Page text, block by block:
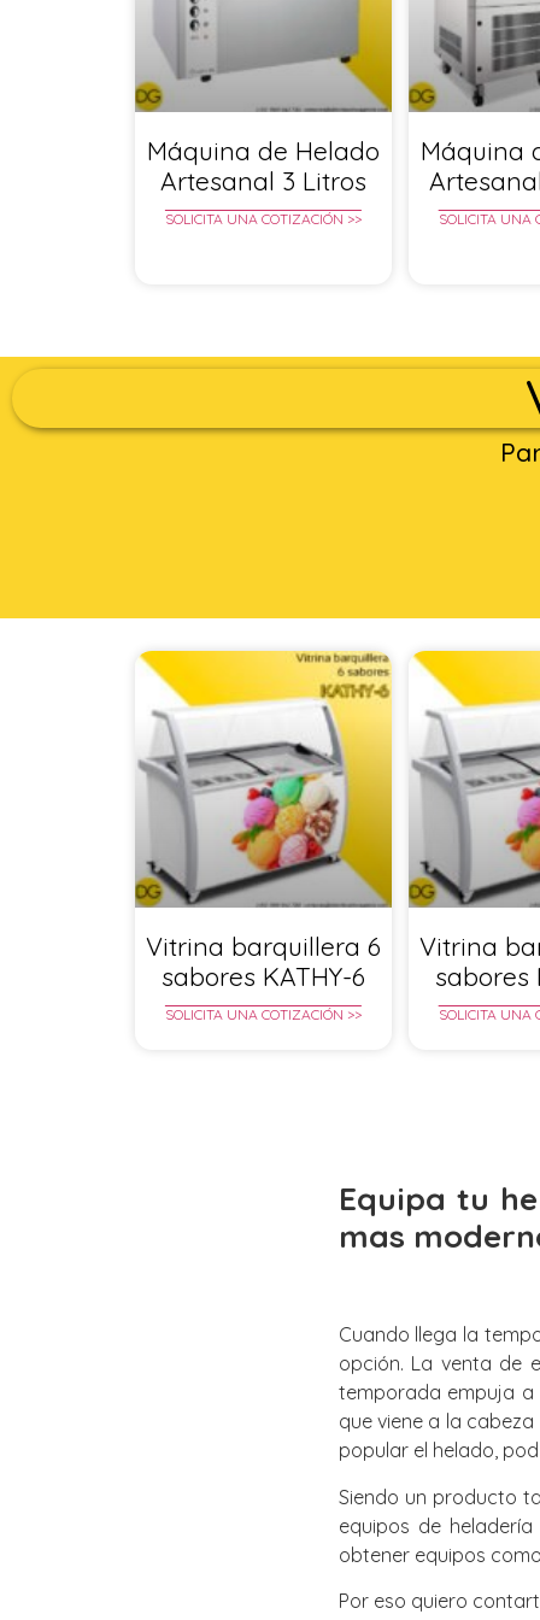
Máquina de Helado
Artesanal 3 Litros
SOLICITA UNA COTIZACIÓN >>
Máquina
SOLICITA UNA
Vitrina barquillera 6
sabores KATHY-6
SOLICITA UNA COTIZACIÓN >>
Vitrina
sabores
SOLICITA UNA
Equipa tu
mas
Cuando llega la
opción. La venta de
temporada empuja a
que viene a la
popular el helado,
Siendo un producto
equipos de
obtener equipos
Por eso quiero